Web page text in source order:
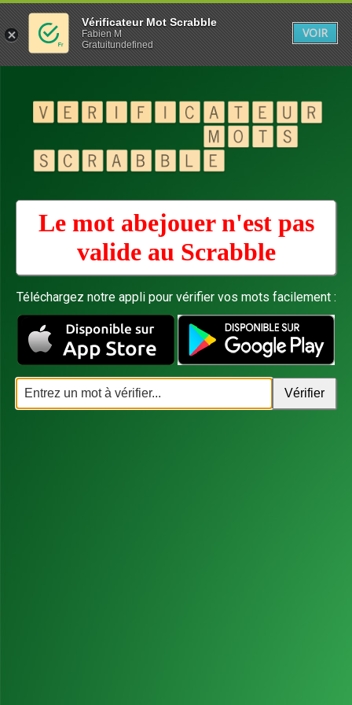
Le mot abejouer n'est pas
valide au Scrabble
Téléchargez notre appli pour vérifier vos mots facilement :
Vérificateur Mot Scrabble
Fabien M
Gratuitundefined
VOIR